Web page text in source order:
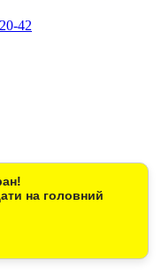
на головний
42